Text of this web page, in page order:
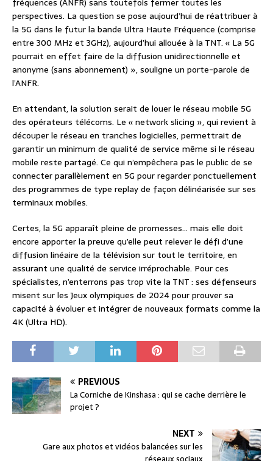
perspectives. La question se pose aujourd’hui de réattribuer à
la 5G dans le futur la bande Ultra Haute Fréquence (comprise
entre 300 MHz et 3GHz), aujourd’hui allouée à la TNT. « La 5G
pourrait en effet faire de la diffusion unidirectionnelle et
anonyme (sans abonnement) », souligne un porte-parole de
l’ANFR.
En attendant, la solution serait de louer le réseau mobile 5G
des opérateurs télécoms. Le « network slicing », qui revient à
découper le réseau en tranches logicielles, permettrait de
garantir un minimum de qualité de service même si le réseau
mobile reste partagé. Ce qui n’empêchera pas le public de se
connecter parallèlement en 5G pour regarder ponctuellement
des programmes de type replay de façon délinéarisée sur ses
terminaux mobiles.
Certes, la 5G apparaît pleine de promesses… mais elle doit
encore apporter la preuve qu’elle peut relever le défi d’une
diffusion linéaire de la télévision sur tout le territoire, en
assurant une qualité de service irréprochable. Pour ces
spécialistes, n’enterrons pas trop vite la TNT : ses défenseurs
misent sur les Jeux olympiques de 2024 pour prouver sa
capacité à évoluer et intégrer de nouveaux formats comme la
4K (Ultra HD).
PREVIOUS
La Corniche de Kinshasa : qui se cache derrière le
projet ?
NEXT
Gare aux photos et vidéos balancées sur les